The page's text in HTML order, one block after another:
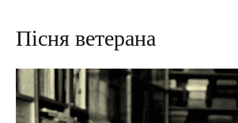
Пісня ветерана